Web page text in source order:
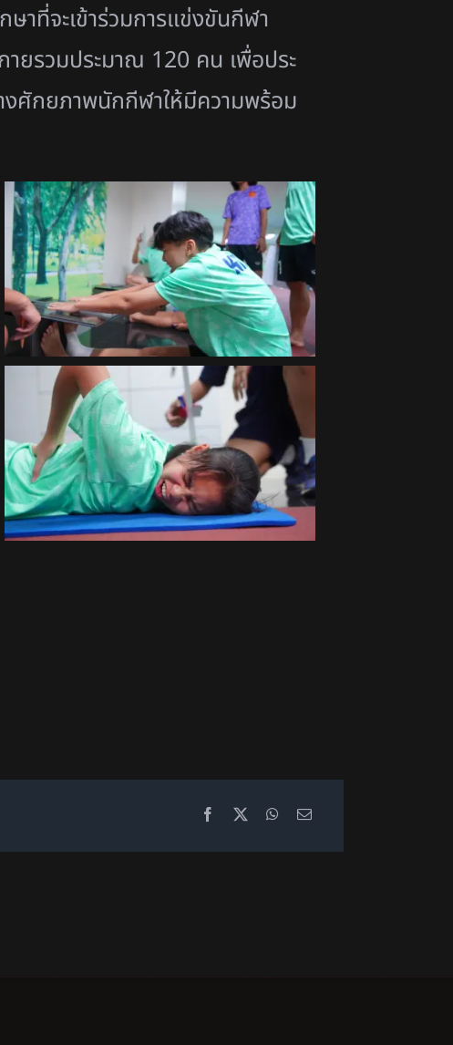
ที่จะเข้าร่วมการแข่งขันกีฬา
ยรวมประมาณ 120 คน เพื่อประ
งศักยภาพนักกีฬาให้มีความพร้อม